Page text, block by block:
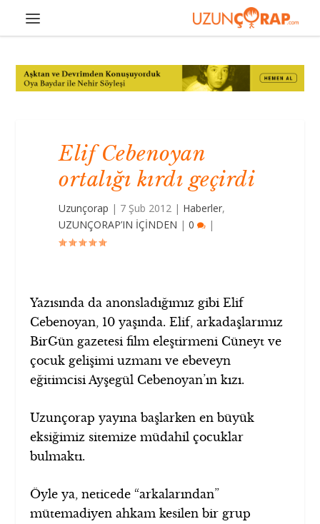
Elif Cebenoyan
ortalığı kırdı geçirdi
Uzunçorap | 7 Şub 2012 | Haberler,
UZUNÇORAP’IN İÇİNDEN |0 |
Yazısında da anonsladığımız gibi Elif
Cebenoyan, 10 yaşında. Elif, arkadaşlarımız
BirGün gazetesi film eleştirmeni Cüneyt ve
çocuk gelişimi uzmanı ve ebeveyn
eğitimcisi Ayşegül Cebenoyan’ın kızı.
Uzunçorap yayına başlarken en büyük
eksiğimiz sitemize müdahil çocuklar
bulmaktı.
Öyle ya, neticede “arkalarından”
mütemadiyen ahkam kesilen bir grup